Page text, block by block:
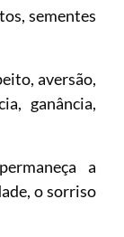
sementes
aversão,
ganância,
a
o sorriso